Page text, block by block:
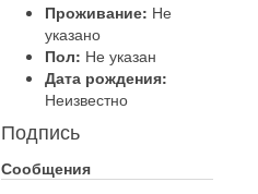
Проживание: Не
указано
Пол: Не указан
Дата рождения:
Неизвестно
Подпись
Сообщения